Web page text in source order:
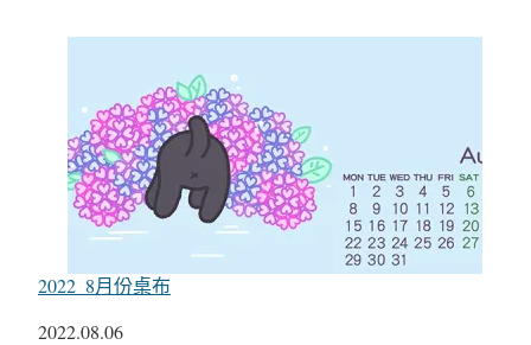
2022_8月份桌布
日期
2022.08.06